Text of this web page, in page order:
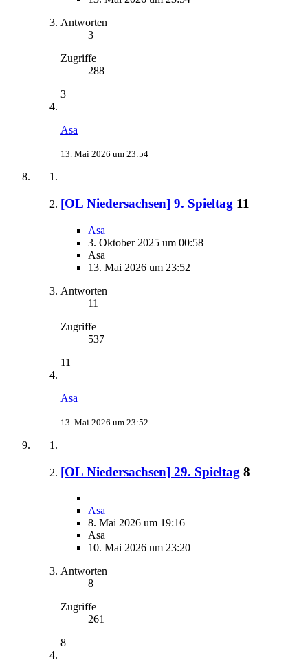
Antworten
3
Zugriffe
288
3
Asa
13. Mai 2026 um 23:54
[OL Niedersachsen] 9. Spieltag 11
Asa
3. Oktober 2025 um 00:58
Asa
13. Mai 2026 um 23:52
Antworten
11
Zugriffe
537
11
Asa
13. Mai 2026 um 23:52
[OL Niedersachsen] 29. Spieltag 8
Asa
8. Mai 2026 um 19:16
Asa
10. Mai 2026 um 23:20
Antworten
8
Zugriffe
261
8